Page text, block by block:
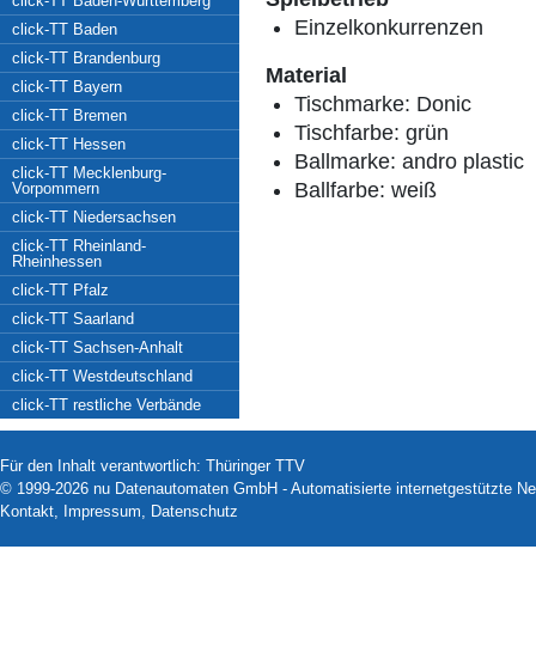
click-TT Baden
click-TT Brandenburg
click-TT Bayern
click-TT Bremen
click-TT Hessen
click-TT Mecklenburg-
Vorpommern
click-TT Niedersachsen
click-TT Rheinland-
Rheinhessen
click-TT Pfalz
click-TT Saarland
click-TT Sachsen-Anhalt
click-TT Westdeutschland
click-TT restliche Verbände
Einzelkonkurrenzen
Material
Tischmarke: Donic
Tischfarbe: grün
Ballmarke: andro plastic
Ballfarbe: weiß
Für den Inhalt verantwortlich: Thüringer TTV
© 1999-2026 nu Datenautomaten GmbH - Automatisierte internetgestützte
Kontakt, Impressum, Datenschutz